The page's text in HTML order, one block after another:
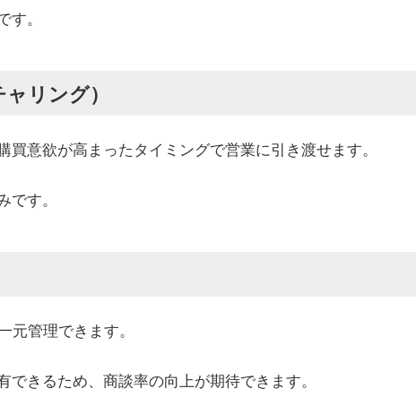
。
リング）
意欲が高まったタイミングで営業に引き渡せます。
す。
管理できます。
きるため、商談率の向上が期待できます。